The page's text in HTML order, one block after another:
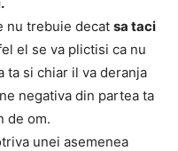
nu trebuie decat sa taci
el se va plictisi ca nu
ta si chiar il va deranja
negativa din partea ta
de om.
unei asemenea